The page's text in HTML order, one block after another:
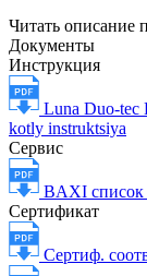
Читать описание
Документы
Инструкция
Luna Duo-tec
kotly instruktsiya
Сервис
BAXI
Сертификат
Сертиф.